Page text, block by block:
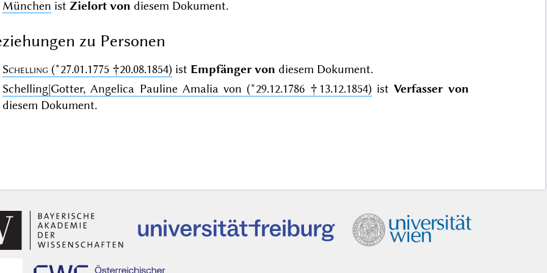
München ist Zielort von diesem Dokument.
zu Personen
Schelling (*27.01.1775 †20.08.1854)ist Empfänger von diesem Dokument.
Schelling|Gotter, Angelica Pauline Amalia von (*29.12.1786 †13.12.1854)istVerfasser von
diesem Dokument.